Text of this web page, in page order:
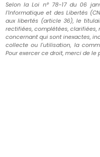
Selon la Loi n° 78-17 du 06
l'Informatique et des Libertés
aux libertés (article 36), le
rectifiées, complétées,
concernant qui sont inexactes,
collecte ou l'utilisation, la
Pour exercer ce droit, merci de